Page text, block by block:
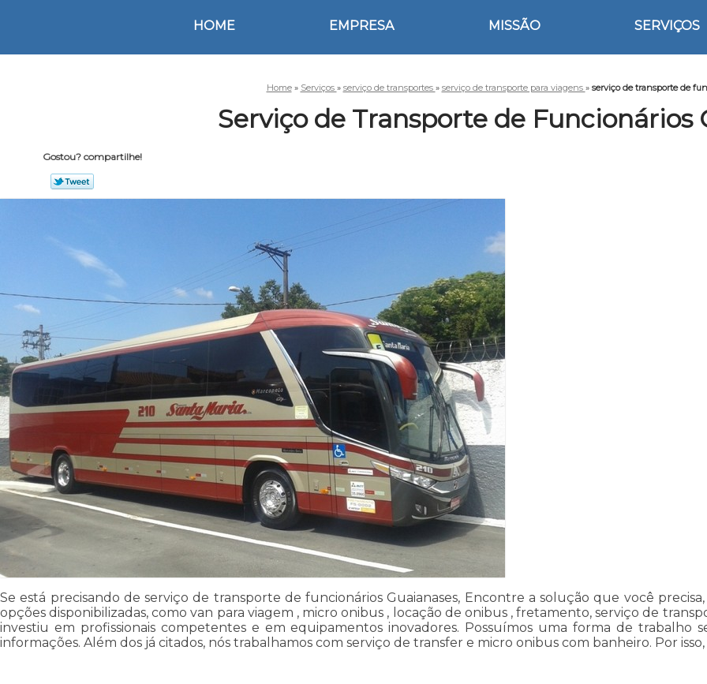
HOME EMPRESA MISSÃO SERVIÇOS
Home » Serviços » serviço de transportes » serviço de transporte para viagens » serviço de transporte de
Serviço de Transporte de Funcionários
Gostou? compartilhe!
Se está precisando de serviço de transporte de funcionários Guaianases, Encontre a solução que você
opções disponibilizadas, como van para viagem , micro onibus , locação de onibus , fretamento, serviço de
investiu em profissionais competentes e em equipamentos inovadores. Possuímos uma forma de
informações. Além dos já citados, nós trabalhamos com serviço de transfer e micro onibus com banheiro. Por